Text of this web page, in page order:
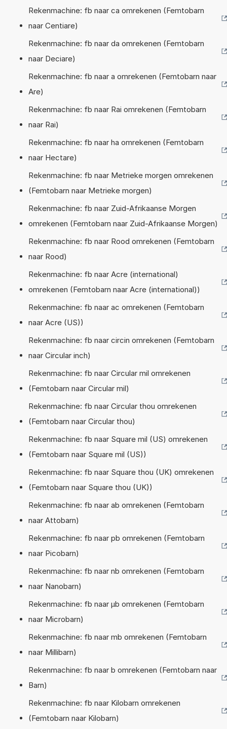
Rekenmachine: fb naar ca omrekenen (Femtobarn
naar Centiare)
Rekenmachine: fb naar da omrekenen (Femtobarn
naar Deciare)
Rekenmachine: fb naar a omrekenen (Femtobarn naar
Are)
Rekenmachine: fb naar Rai omrekenen (Femtobarn
naar Rai)
Rekenmachine: fb naar ha omrekenen (Femtobarn
naar Hectare)
Rekenmachine: fb naar Metrieke morgen omrekenen
(Femtobarn naar Metrieke morgen)
Rekenmachine: fb naar Zuid-Afrikaanse Morgen
omrekenen (Femtobarn naar Zuid-Afrikaanse Morgen)
Rekenmachine: fb naar Rood omrekenen (Femtobarn
naar Rood)
Rekenmachine: fb naar Acre (international)
omrekenen (Femtobarn naar Acre (international))
Rekenmachine: fb naar ac omrekenen (Femtobarn
naar Acre (US))
Rekenmachine: fb naar circin omrekenen (Femtobarn
naar Circular inch)
Rekenmachine: fb naar Circular mil omrekenen
(Femtobarn naar Circular mil)
Rekenmachine: fb naar Circular thou omrekenen
(Femtobarn naar Circular thou)
Rekenmachine: fb naar Square mil (US) omrekenen
(Femtobarn naar Square mil (US))
Rekenmachine: fb naar Square thou (UK) omrekenen
(Femtobarn naar Square thou (UK))
Rekenmachine: fb naar ab omrekenen (Femtobarn
naar Attobarn)
Rekenmachine: fb naar pb omrekenen (Femtobarn
naar Picobarn)
Rekenmachine: fb naar nb omrekenen (Femtobarn
naar Nanobarn)
Rekenmachine: fb naar µb omrekenen (Femtobarn
naar Microbarn)
Rekenmachine: fb naar mb omrekenen (Femtobarn
naar Millibarn)
Rekenmachine: fb naar b omrekenen (Femtobarn naar
Barn)
Rekenmachine: fb naar Kilobarn omrekenen
(Femtobarn naar Kilobarn)